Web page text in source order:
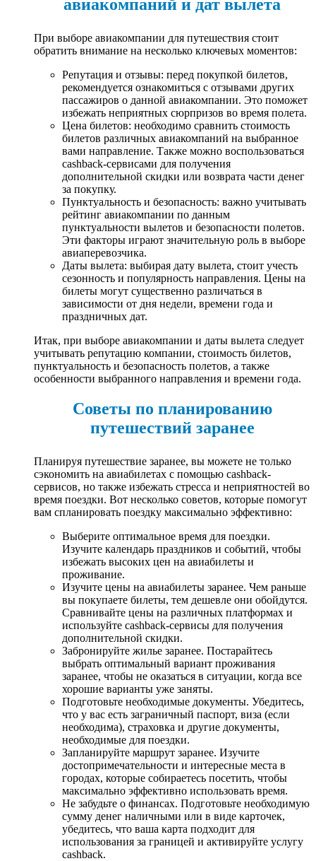
авиакомпаний и дат вылета
При выборе авиакомпании для путешествия стоит
обратить внимание на несколько ключевых моментов:
Репутация и отзывы: перед покупкой билетов,
рекомендуется ознакомиться с отзывами других
пассажиров о данной авиакомпании. Это поможет
избежать неприятных сюрпризов во время полета.
Цена билетов: необходимо сравнить стоимость
билетов различных авиакомпаний на выбранное
вами направление. Также можно воспользоваться
cashback-сервисами для получения
дополнительной скидки или возврата части денег
за покупку.
Пунктуальность и безопасность: важно учитывать
рейтинг авиакомпании по данным
пунктуальности вылетов и безопасности полетов.
Эти факторы играют значительную роль в выборе
авиаперевозчика.
Даты вылета: выбирая дату вылета, стоит учесть
сезонность и популярность направления. Цены на
билеты могут существенно различаться в
зависимости от дня недели, времени года и
праздничных дат.
Итак, при выборе авиакомпании и даты вылета следует
учитывать репутацию компании, стоимость билетов,
пунктуальность и безопасность полетов, а также
особенности выбранного направления и времени года.
Советы по планированию
путешествий заранее
Планируя путешествие заранее, вы можете не только
сэкономить на авиабилетах с помощью cashback-
сервисов, но также избежать стресса и неприятностей во
время поездки. Вот несколько советов, которые помогут
вам спланировать поездку максимально эффективно:
Выберите оптимальное время для поездки.
Изучите календарь праздников и событий, чтобы
избежать высоких цен на авиабилеты и
проживание.
Изучите цены на авиабилеты заранее. Чем раньше
вы покупаете билеты, тем дешевле они обойдутся.
Сравнивайте цены на различных платформах и
используйте cashback-сервисы для получения
дополнительной скидки.
Забронируйте жилье заранее. Постарайтесь
выбрать оптимальный вариант проживания
заранее, чтобы не оказаться в ситуации, когда все
хорошие варианты уже заняты.
Подготовьте необходимые документы. Убедитесь,
что у вас есть заграничный паспорт, виза (если
необходима), страховка и другие документы,
необходимые для поездки.
Запланируйте маршрут заранее. Изучите
достопримечательности и интересные места в
городах, которые собираетесь посетить, чтобы
максимально эффективно использовать время.
Не забудьте о финансах. Подготовьте необходимую
сумму денег наличными или в виде карточек,
убедитесь, что ваша карта подходит для
использования за границей и активируйте услугу
cashback.